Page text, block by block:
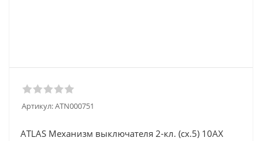
Артикул:ATN000751
ATLAS Механизм выключателя 2-кл. (сх.5) 10АХ